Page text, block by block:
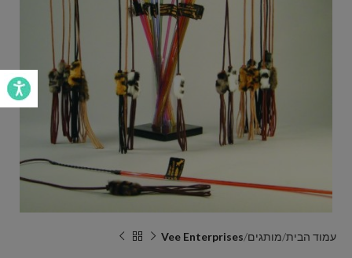
עמוד הבית מותגים Vee Enterprises